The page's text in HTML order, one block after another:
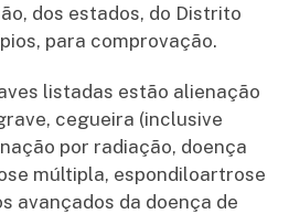
dos estados, do Distrito
para comprovação.
listadas estão alienação
cegueira (inclusive
por radiação, doença
múltipla, espondiloartrose
avançados da doença de